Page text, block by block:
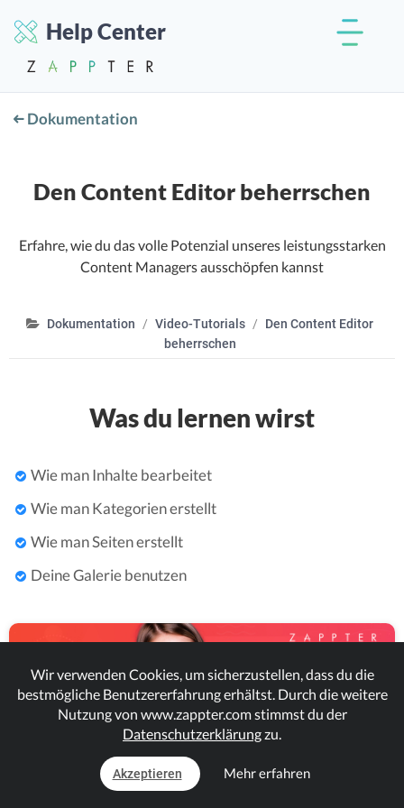
Help Center
Dokumentation
Den Content Editor beherrschen
Erfahre, wie du das volle Potenzial unseres leistungsstarken
Content Managers ausschöpfen kannst
Dokumentation Video-Tutorials
Den Content Editor
beherrschen
Was du lernen wirst
Wie man Inhalte bearbeitet
Wie man Kategorien erstellt
Wie man Seiten erstellt
Deine Galerie benutzen
Wir verwenden Cookies, um sicherzustellen, dass du die
bestmögliche Benutzererfahrung erhältst. Durch die weitere
Nutzung von www.zappter.com stimmst du der
Datenschutzerklärungzu.
Akzeptieren Mehr erfahren